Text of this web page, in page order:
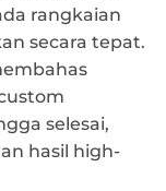
rangkaian
secara tepat.
selesai,
hasil high-